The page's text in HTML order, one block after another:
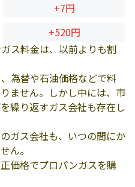
+7円
+520円
ス料金は、以前よりも割
為替や石油価格などで料
ません。しかし中には、市
繰り返すガス会社も存在し
ガス会社も、いつの間にか
ん。
価格でプロパンガスを購